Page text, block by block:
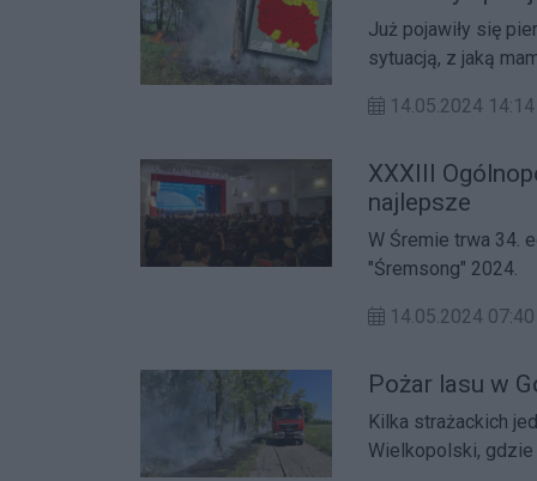
Już pojawiły się
sytuacją, z jaką
14.05.2024 14:14
XXXIII
najlepsze
W Śremie trwa 34.
"Śremsong" 2024.
14.05.2024 07:40
Pożar lasu w
Kilka strażackich
Wielkopolski, gdzie